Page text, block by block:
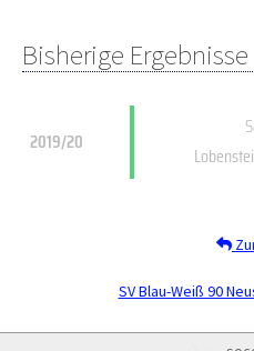
Bisherige Ergebnisse
2019/20
SV Blau-Weiß 90